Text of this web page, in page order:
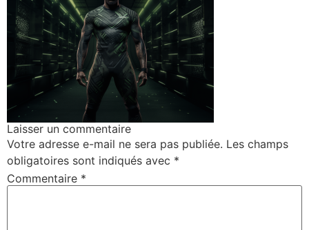
Laisser un commentaire
Votre adresse e-mail ne sera pas publiée. Les champs
obligatoires sont indiqués avec *
Commentaire *